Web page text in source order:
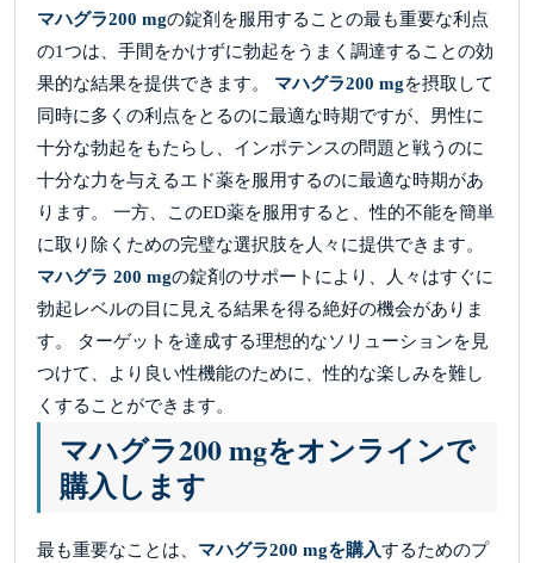
マハグラ200 mgの錠剤を服用することの最も重要な利点
の1つは、手間をかけずに勃起をうまく調達することの効
果的な結果を提供できます。 マハグラ200 mgを摂取して
同時に多くの利点をとるのに最適な時期ですが、男性に
十分な勃起をもたらし、インポテンスの問題と戦うのに
十分な力を与えるエド薬を服用するのに最適な時期があ
ります。 一方、このED薬を服用すると、性的不能を簡単
に取り除くための完璧な選択肢を人々に提供できます。
マハグラ 200 mgの錠剤のサポートにより、人々はすぐに
勃起レベルの目に見える結果を得る絶好の機会がありま
す。 ターゲットを達成する理想的なソリューションを見
つけて、より良い性機能のために、性的な楽しみを難し
くすることができます。
マハグラ200 mgをオンラインで
購入します
最も重要なことは、 マハグラ200 mgを購入するためのプ